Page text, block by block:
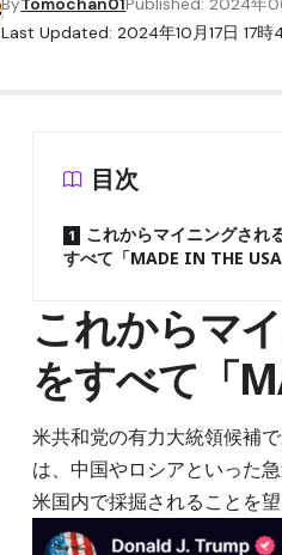
Last Updated: 2024年10月17日 17時
目次
これからマイニングされ
すべて「MADE IN THE
これからマ
をすべて「
米共和党の有力大統領候補
は、中国やロシアといった
米国内で採掘されることを望